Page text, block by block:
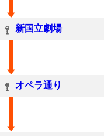
新国立劇場
オペラ通り